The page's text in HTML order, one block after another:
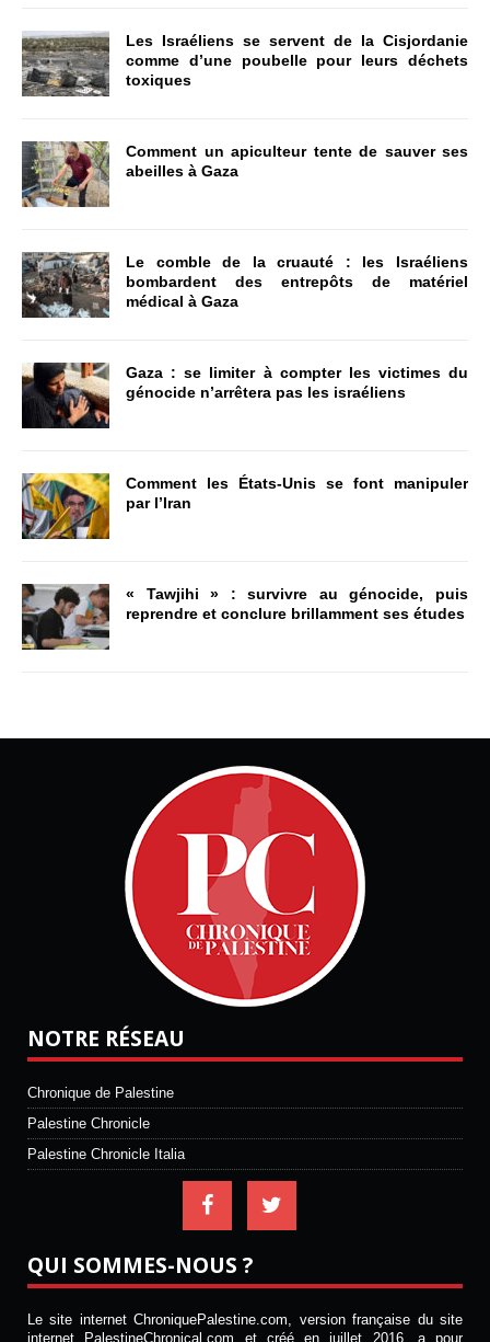
Les Israéliens se servent de la Cisjordanie
comme d’une poubelle pour leurs déchets
toxiques
Comment un apiculteur tente de sauver ses
abeilles à Gaza
Le comble de la cruauté : les Israéliens
bombardent des entrepôts de matériel
médical à Gaza
Gaza : se limiter à compter les victimes du
génocide n’arrêtera pas les israéliens
Comment les États-Unis se font manipuler
par l’Iran
« Tawjihi » : survivre au génocide, puis
reprendre et conclure brillamment ses études
NOTRE RÉSEAU
Chronique de Palestine
Palestine Chronicle
Palestine Chronicle Italia
QUI SOMMES-NOUS ?
Le site internet ChroniquePalestine.com, version française du site
internet PalestineChronical.com et créé en juillet 2016, a pour